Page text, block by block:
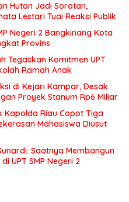
Hutan Jadi Sorotan,
Lestari Tuai Reaksi Publik
Negeri 2 Bangkinang Kota
Provins
Tegaskan Komitmen UPT
Ramah Anak
di Kejari Kampar, Desak
Proyek Stanum Rp6 Miliar
Kapolda Riau Copot Tiga
Mahasiswa Diusut
Saatnya Membangun
UPT SMP Negeri 2